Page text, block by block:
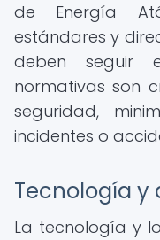
de Energía
estándares y
deben seguir
normativas son
seguridad,
incidentes o
Tecnología y
La tecnología y